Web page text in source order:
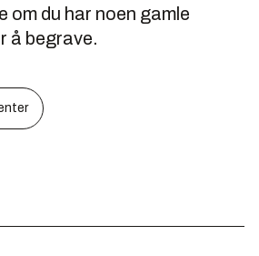
om du har noen gamle
å begrave.